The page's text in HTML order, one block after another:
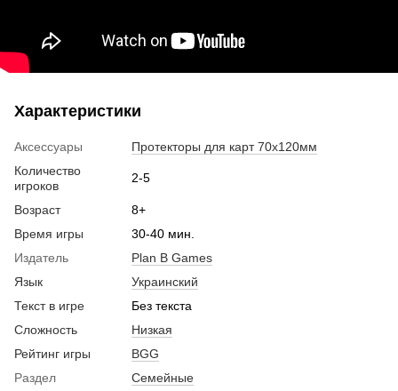
Характеристики
Аксессуары
Протекторы для карт 70х120мм
Количество
игроков
2-5
Возраст
8+
Время игры
30-40 мин.
Издатель
Plan B Games
Язык
Украинский
Текст в игре
Без текста
Сложность
Низкая
Рейтинг игры
BGG
Раздел
Семейные